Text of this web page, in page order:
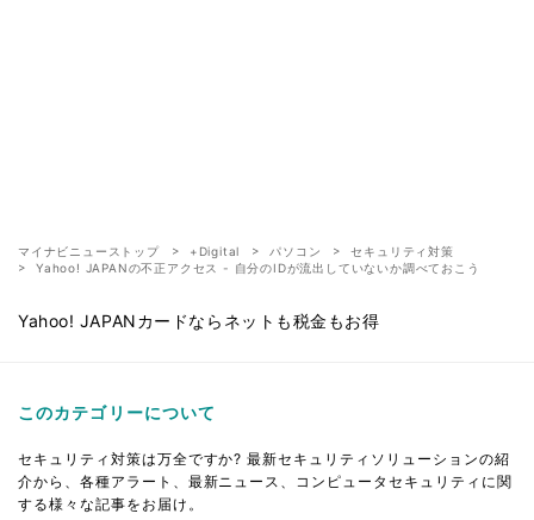
マイナビニューストップ +Digital パソコン
セキュリティ対策
Yahoo! JAPANの不正アクセス - 自分のIDが流出していないか調べておこう
Yahoo! JAPANカードならネットも税金もお得
このカテゴリーについて
セキュリティ対策は万全ですか? 最新セキュリティソリューションの紹
介から、各種アラート、最新ニュース、コンピュータセキュリティに関
する様々な記事をお届け。